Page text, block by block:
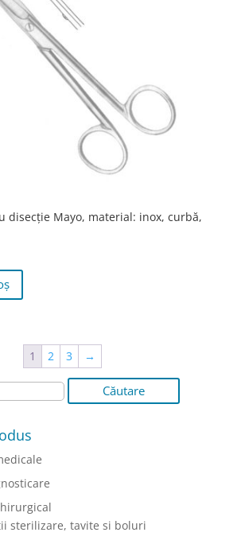
disecţie Mayo, material: inox, curbă,
1 2 3 →
sterilizare, tavite si boluri